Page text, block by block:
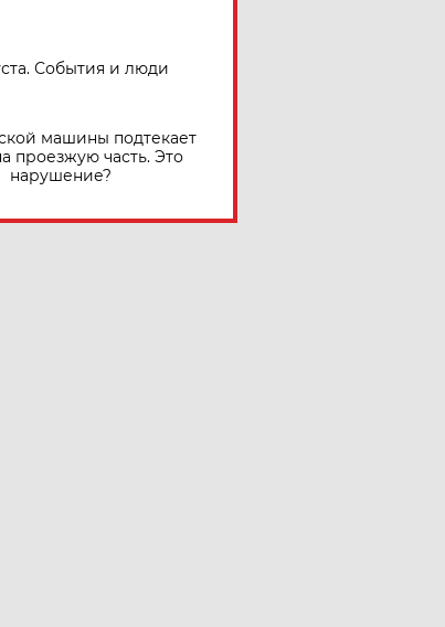
События и люди
машины подтекает
проезжую часть. Это
нарушение?